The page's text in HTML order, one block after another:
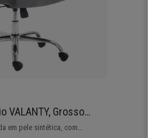
VALANTY, Grosso
Em Pele, Cor
em pele sintética, com